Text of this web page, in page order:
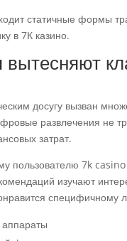
статичные формы
в 7К казино.
досугу вызван
развлечения не
затрат.
пользователю 7k
изучают
специфичному